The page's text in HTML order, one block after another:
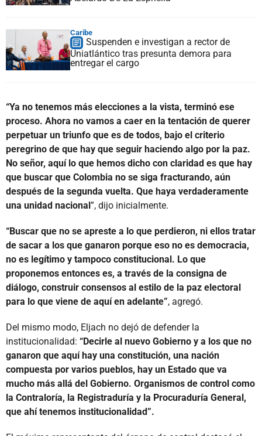
Caribe
Suspenden e investigan a rector de
Uniatlántico tras presunta demora para
entregar el cargo
“Ya no tenemos más elecciones a la vista, terminó ese
proceso. Ahora no vamos a caer en la tentación de querer
perpetuar un triunfo que es de todos, bajo el criterio
peregrino de que hay que seguir haciendo algo por la paz.
No señor, aquí lo que hemos dicho con claridad es que hay
que buscar que Colombia no se siga fracturando, aún
después de la segunda vuelta. Que haya verdaderamente
una unidad nacional”, dijo inicialmente.
“Buscar que no se apreste a lo que perdieron, ni ellos tratar
de sacar a los que ganaron porque eso no es democracia,
no es legítimo y tampoco constitucional. Lo que
proponemos entonces es, a través de la consigna de
diálogo, construir consensos al estilo de la paz electoral
para lo que viene de aquí en adelante”, agregó.
Del mismo modo, Eljach no dejó de defender la
institucionalidad: “Decirle al nuevo Gobierno y a los que no
ganaron que aquí hay una constitución, una nación
compuesta por varios pueblos, hay un Estado que va
mucho más allá del Gobierno. Organismos de control como
la Contraloría, la Registraduría y la Procuraduría General,
que ahí tenemos institucionalidad”.